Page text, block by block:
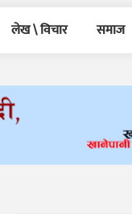
लेख \ विचार समाज